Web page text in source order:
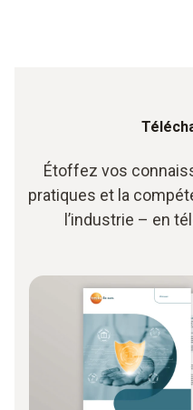
Étoffez vos
pratiques et la
l’industrie – en